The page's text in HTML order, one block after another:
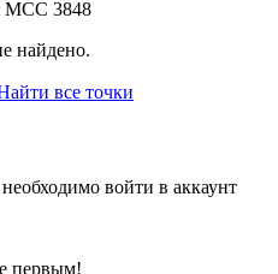
MCC 3848
найдено.
все точки
войти в аккаунт
первым!